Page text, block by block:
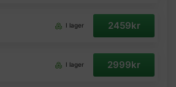
I lager 2459kr
I lager 2999kr